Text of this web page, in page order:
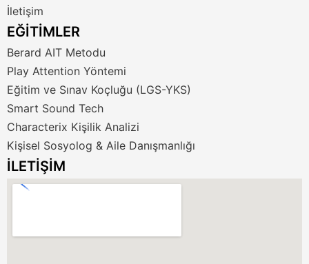
İletişim
EĞİTİMLER
Berard AIT Metodu
Play Attention Yöntemi
Eğitim ve Sınav Koçluğu (LGS-YKS)
Smart Sound Tech
Characterix Kişilik Analizi
Kişisel Sosyolog & Aile Danışmanlığı
İLETİŞİM